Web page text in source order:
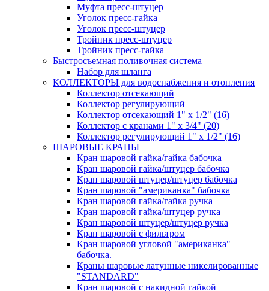
Муфта пресс-штуцер
Уголок пресс-гайка
Уголок пресс-штуцер
Тройник пресс-штуцер
Тройник пресс-гайка
Быстросъемная поливочная система
Набор для шланга
КОЛЛЕКТОРЫ для водоснабжения и отопления
Коллектор отсекающий
Коллектор регулирующий
Коллектор отсекающий 1" х 1/2" (16)
Коллектор с кранами 1" х 3/4" (20)
Коллектор регулирующий 1" х 1/2" (16)
ШАРОВЫЕ КРАНЫ
Кран шаровой гайка/гайка бабочка
Кран шаровой гайка/штуцер бабочка
Кран шаровой штуцер/штуцер бабочка
Кран шаровой "американка" бабочка
Кран шаровой гайка/гайка ручка
Кран шаровой гайка/штуцер ручка
Кран шаровой штуцер/штуцер ручка
Кран шаровой с фильтром
Кран шаровой угловой "американка"
бабочка.
Краны шаровые латунные никелированные
"STANDARD"
Кран шаровой с накидной гайкой